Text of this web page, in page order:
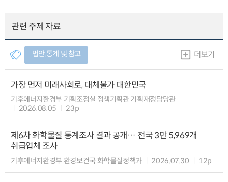
관련 주제 자료
법안.통계 및 참고 더보기
가장 먼저 미래사회로, 대체불가 대한민국
기후에너지환경부 기획조정실 정책기획관 기획재정담당관
2026.08.05
23p
제6차 화학물질 통계조사 결과 공개… 전국 3만 5,969개
취급업체 조사
기후에너지환경부 환경보건국 화학물질정책과 2026.07.30 12p